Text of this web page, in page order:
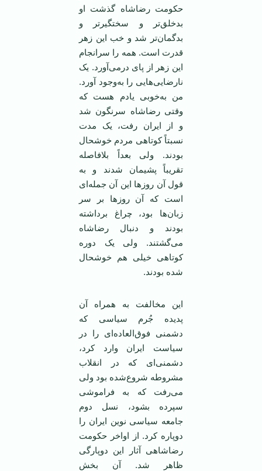
حکومت رضاشاه گذشت او
بدخلق‌تر و سختگیر‌تر و
بدگمان‌تر شد و خب این زهر
قدرت است. همه را سرانجام
این زهر از پای درمی‌آورد. یک
نارضایی‌هایی را به‌وجود آورد.
من به‌خوبی یادم هست که
وقتی رضاشاه سرنگون شد
و از ایران رفت، یک مدت
نسبتاً کوتاهی مردم خوشحال
بودند. ولی بعداً بلافاصله
تقریباً پشیمان شدند و به
قول آن روزها این آن جمله‌ای
است که آن روزها بر سر
زبان‌ها بود، چراغ برداشته
بودند و دنبال رضاشاه
می‌گشتند. ولی یک دوره
کوتاهی خیلی هم خوشحال
شده بودند.
این مخالفت به همراه آن
پدیده جُرم سیاسی که
دشمنی فوق‌العاده‌ای را در
سیاست ایران وارد کرد،
دشمنی‌ای که در انقلاب
مشروطه شروع‌شده بود ولی
می‌رفت که به فراموشی
سپرده بشود، نسل دوم
جامعه سیاسی نوین ایران را
دوپاره کرد. از اواخر حکومت
رضاشاهی آثار این دوپارگی
ظاهر شد. آن بخش